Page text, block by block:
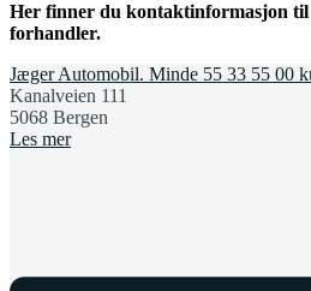
Her finner du kontaktinformasjon
forhandler.
Jæger Automobil. Minde 55 33 55 00
Kanalveien 111
5068 Bergen
Les mer